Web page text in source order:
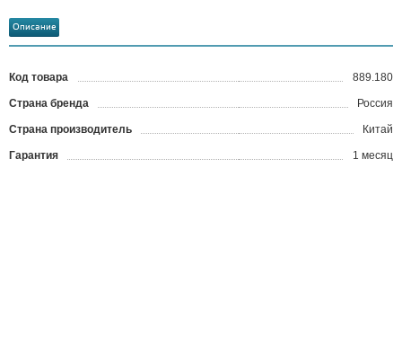
Описание
Код товара 889.180
Страна бренда Россия
Страна производитель Китай
Гарантия 1 месяц